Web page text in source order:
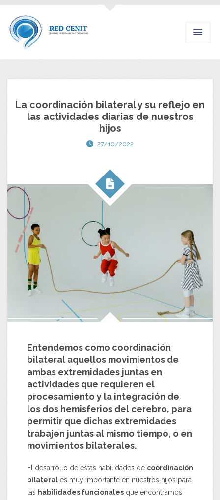
La coordinación bilateral y su reflejo en
las actividades diarias de nuestros
hijos
27/10/2022
Entendemos como coordinación
bilateral aquellos movimientos de
ambas extremidades juntas en
actividades que requieren el
procesamiento y la integración de
los dos hemisferios del cerebro, para
permitir que dichas extremidades
trabajen juntas al mismo tiempo, o en
movimientos bilaterales.
El desarrollo de estas habilidades de coordinación
bilateral es muy importante en nuestros hijos para
las habilidades funcionales que encontramos